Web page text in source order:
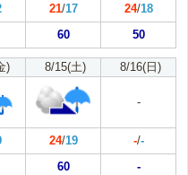
21/17 24/18
60 50
) 8/15(土) 8/16(日)
-
24/19 -/-
60 -